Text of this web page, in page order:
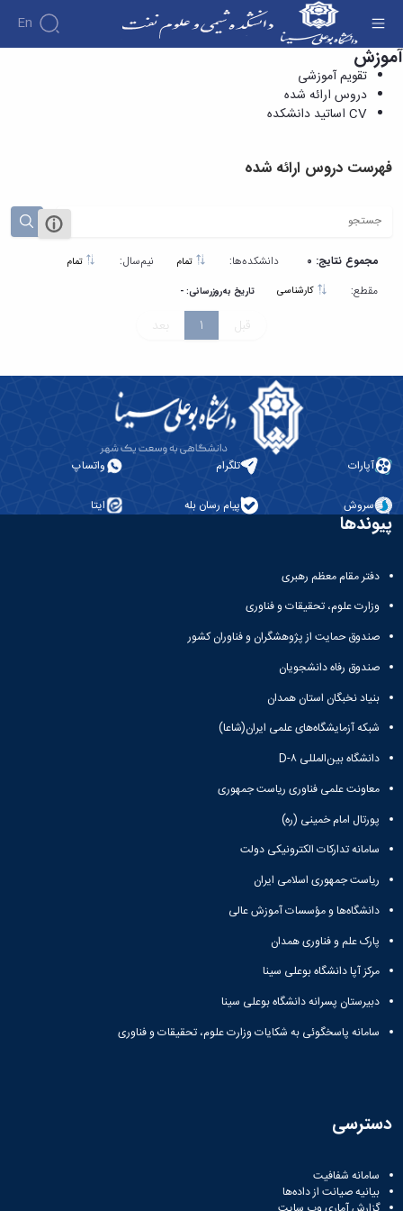
En
دروس ارائه شده - دانشکده شیمی و علوم نفت
آموزش
تقویم آموزشی
دروس ارائه شده
CV اساتید دانشکده
فهرست دروس ارائه شده
مجموع نتایج: 0 دانشکده‌ها: نیم‌سال: تمام
مقطع: تاریخ به‌روزرسانی: -
قبل 1 بعد
آپارات تلگرام واتساپ
سروش پیام رسان بله ایتا
پیوندها
دفتر مقام معظم رهبری
وزارت علوم، تحقیقات و فناوری
صندوق حمایت از پژوهشگران و فناوران کشور
صندوق رفاه دانشجویان
بنیاد نخبگان استان همدان
شبکه آزمایشگاه‌های علمی ایران(شاعا)
دانشگاه بین‌المللی D-۸
معاونت علمی فناوری ریاست جمهوری
پورتال امام خمینی (ره)
سامانه تدارکات الکترونیکی دولت
ریاست جمهوری اسلامی ایران
دانشگاه‌ها و مؤسسات آموزش عالی
پارک علم و فناوری همدان
مرکز آپا دانشگاه بوعلی سینا
دبیرستان پسرانه دانشگاه بوعلی سینا
سامانه پاسخگوئی به شکایات وزارت علوم، تحقیقات و فناوری
دسترسی
سامانه شفافیت
بیانیه صیانت از داده‌ها